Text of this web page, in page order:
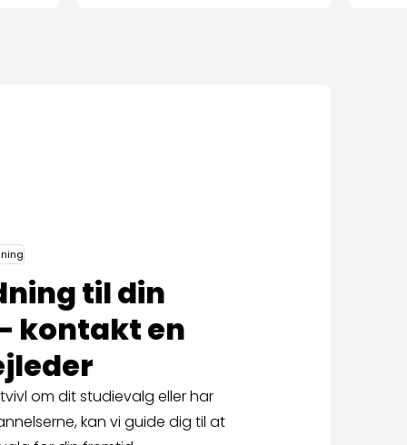
til din
kontakt en
om dit studievalg eller har
kan vi guide dig til at